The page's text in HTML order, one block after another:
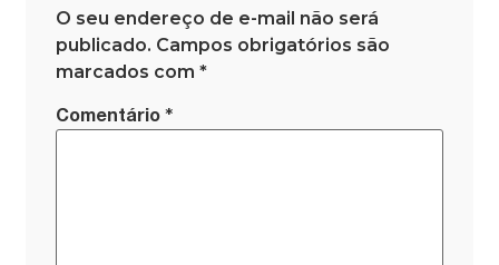
O seu endereço de e-mail não será
publicado. Campos obrigatórios são
marcados com*
Comentário*